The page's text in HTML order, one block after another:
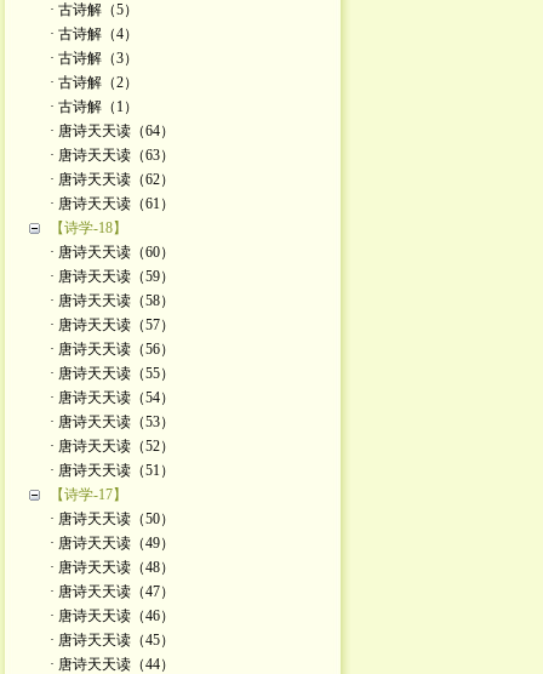
· 古诗解（5）
· 古诗解（4）
· 古诗解（3）
· 古诗解（2）
· 古诗解（1）
· 唐诗天天读（64）
· 唐诗天天读（63）
· 唐诗天天读（62）
· 唐诗天天读（61）
【诗学-18】
· 唐诗天天读（60）
· 唐诗天天读（59）
· 唐诗天天读（58）
· 唐诗天天读（57）
· 唐诗天天读（56）
· 唐诗天天读（55）
· 唐诗天天读（54）
· 唐诗天天读（53）
· 唐诗天天读（52）
· 唐诗天天读（51）
【诗学-17】
· 唐诗天天读（50）
· 唐诗天天读（49）
· 唐诗天天读（48）
· 唐诗天天读（47）
· 唐诗天天读（46）
· 唐诗天天读（45）
· 唐诗天天读（44）